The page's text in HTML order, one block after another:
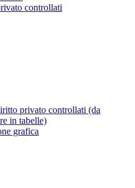
controllati
privato controllati (da
in tabelle)
grafica